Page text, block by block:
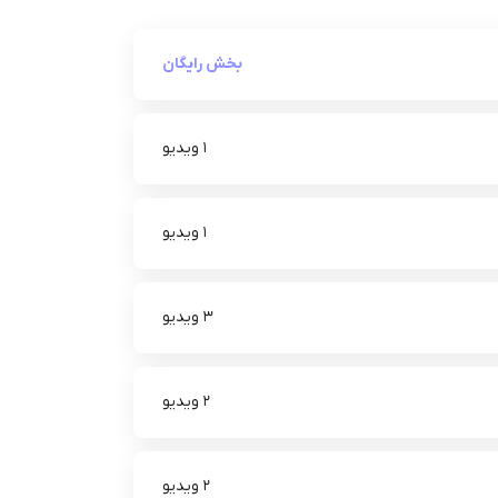
بخش رایگان
1 ویدیو
1 ویدیو
3 ویدیو
2 ویدیو
2 ویدیو